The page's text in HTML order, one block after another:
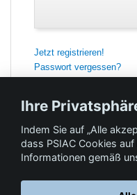
Jetzt registrieren!
Passwort vergessen?
Ihre
Indem Sie auf „Alle
dass PSIAC Cookies
Informationen gemäß